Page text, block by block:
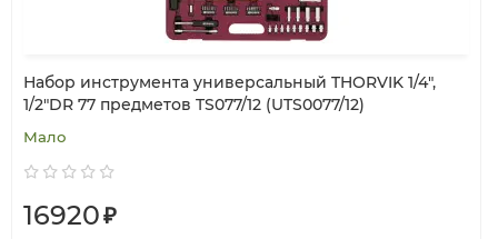
Набор инструмента универсальный THORVIK 1/4",
1/2"DR 77 предметов TS077/12 (UTS0077/12)
Мало
16920₽